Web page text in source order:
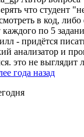
что студент
в код, либо
по 5
- придётся
анализатор и
это не выглядит
года назад